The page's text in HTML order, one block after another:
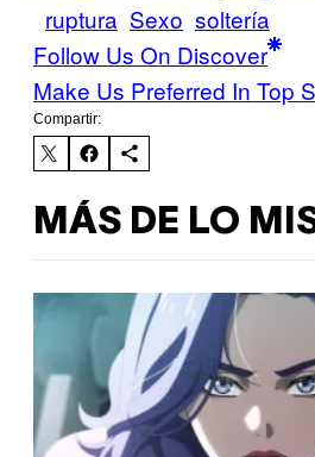
ruptura Sexo soltería
Follow Us On Discover
Make Us Preferred In Top
Compartir:
MÁS DE LO